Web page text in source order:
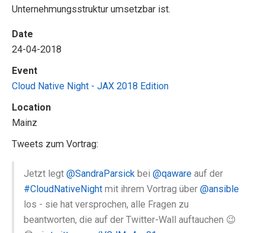
Unternehmungsstruktur umsetzbar ist.
Date
24-04-2018
Event
Cloud Native Night - JAX 2018 Edition
Location
Mainz
Tweets zum Vortrag:
Jetzt legt@SandraParsick bei@qaware auf der
#CloudNativeNight mit ihrem Vortrag über@ansible
los - sie hat versprochen, alle Fragen zu
beantworten, die auf der Twitter-Wall auftauchen 😉